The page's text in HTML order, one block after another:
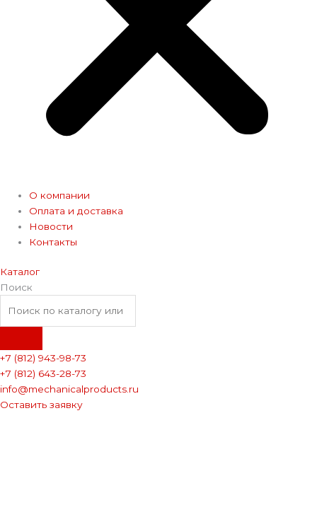
О компании
Оплата и доставка
Новости
Контакты
Каталог
Поиск
+7 (812) 943-98-73
+7 (812) 643-28-73
info@mechanicalproducts.ru
Оставить заявку